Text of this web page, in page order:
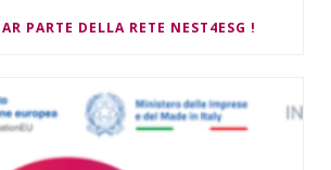
PARTE DELLA RETE NEST4ESG !